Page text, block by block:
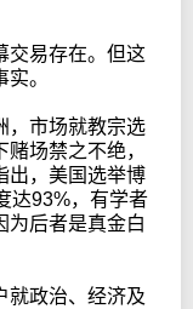
交易存在。但这
。
，市场就教宗选
场禁之不绝，
出，美国选举博
达93%，有学者
为后者是真金白
就政治、经济及